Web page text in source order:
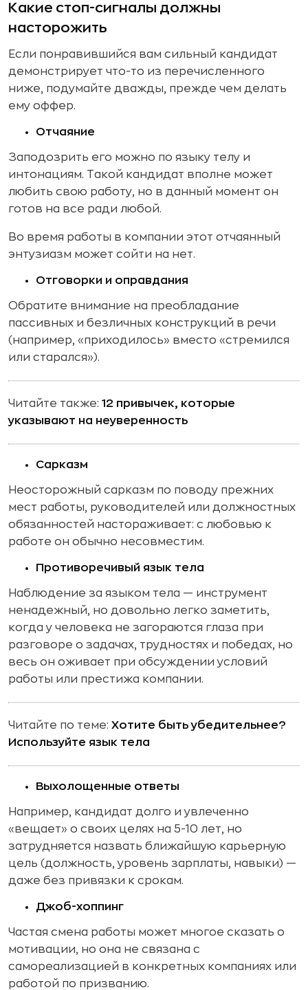
Какие стоп-сигналы должны
насторожить
Если понравившийся вам сильный кандидат
демонстрирует что-то из перечисленного
ниже, подумайте дважды, прежде чем делать
ему оффер.
Отчаяние
Заподозрить его можно по языку телу и
интонациям. Такой кандидат вполне может
любить свою работу, но в данный момент он
готов на все ради любой.
Во время работы в компании этот отчаянный
энтузиазм может сойти на нет.
Отговорки и оправдания
Обратите внимание на преобладание
пассивных и безличных конструкций в речи
(например, «приходилось» вместо «стремился
или старался»).
Читайте также: 12 привычек, которые
указывают на неуверенность
Сарказм
Неосторожный сарказм по поводу прежних
мест работы, руководителей или должностных
обязанностей настораживает: с любовью к
работе он обычно несовместим.
Противоречивый язык тела
Наблюдение за языком тела — инструмент
ненадежный, но довольно легко заметить,
когда у человека не загораются глаза при
разговоре о задачах, трудностях и победах, но
весь он оживает при обсуждении условий
работы или престижа компании.
Читайте по теме: Хотите быть убедительнее?
Используйте язык тела
Выхолощенные ответы
Например, кандидат долго и увлеченно
«вещает» о своих целях на 5-10 лет, но
затрудняется назвать ближайшую карьерную
цель (должность, уровень зарплаты, навыки) —
даже без привязки к срокам.
Джоб-хоппинг
Частая смена работы может многое сказать о
мотивации, но она не связана с
самореализацией в конкретных компаниях или
работой по призванию.